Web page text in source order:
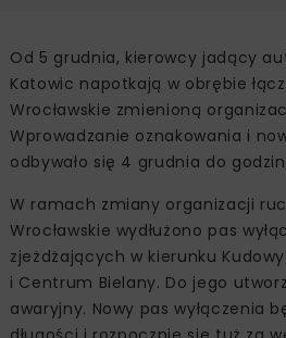
Od 5 grudnia, kierowcy jadący
Katowic napotkają w obrębie
Wrocławskie zmienioną
Wprowadzanie oznakowania i
odbywało się 4 grudnia do
W ramach zmiany organizacji
Wrocławskie wydłużono pas
zjeżdżających w kierunku
i Centrum Bielany. Do jego
awaryjny. Nowy pas wyłączenia